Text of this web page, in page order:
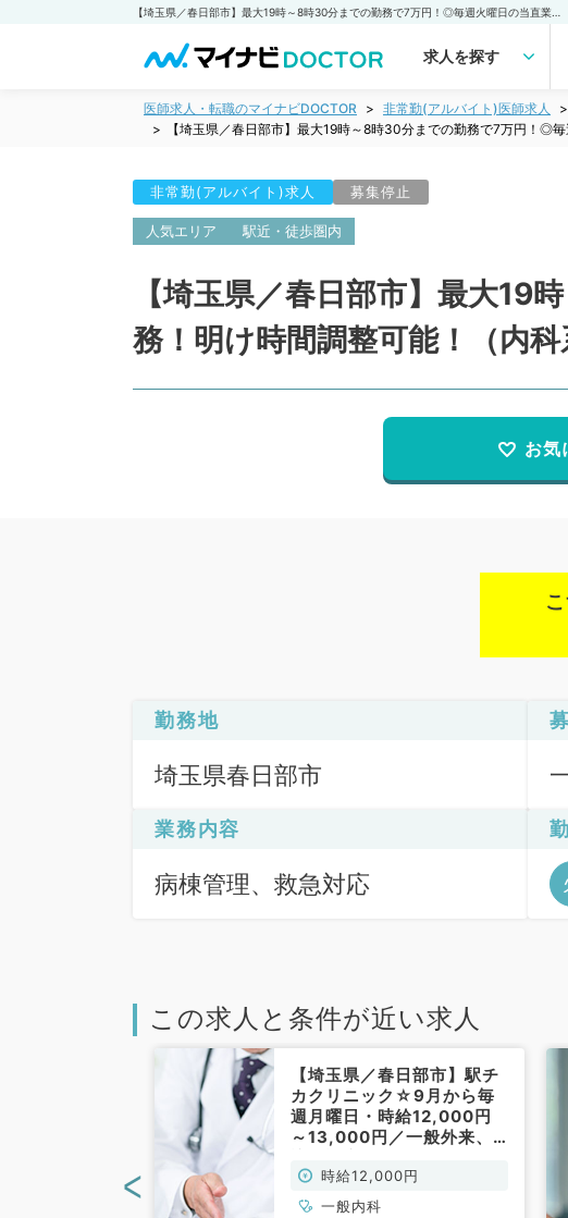
求人を探す
医師求人・転職のマイナビDOCTOR 非常勤(アルバイト)医師求人
【埼玉県／春日部市】最大19時～8時30分までの勤務で7万円！◎
非常勤(アルバイト)求人 募集停止
人気エリア 駅近・徒歩圏内
【埼玉県／春日部市】最大
務！明け時間調整可能！（内科
お気
勤務地
埼玉県春日部市
業務内容
病棟管理、救急対応
この求人と条件が近い求人
【埼玉県／春日部市】駅チ
カクリニック☆9月から毎
週月曜日・時給12,000円
～13,000円／一般外来、
（一般内科／非常勤）
時給12,000円
一般内科
<